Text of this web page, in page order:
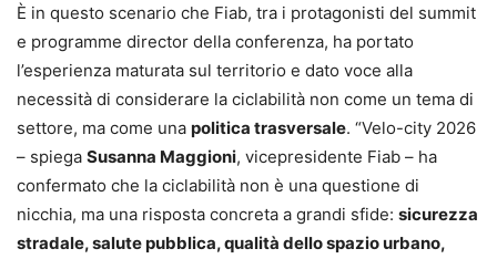
È in questo scenario che Fiab, tra i protagonisti del summit
e programme director della conferenza, ha portato
l’esperienza maturata sul territorio e dato voce alla
necessità di considerare la ciclabilità non come un tema di
settore, ma come una politica trasversale. “Velo-city 2026
– spiega Susanna Maggioni, vicepresidente Fiab – ha
confermato che la ciclabilità non è una questione di
nicchia, ma una risposta concreta a grandi sfide: sicurezza
stradale, salute pubblica, qualità dello spazio urbano,